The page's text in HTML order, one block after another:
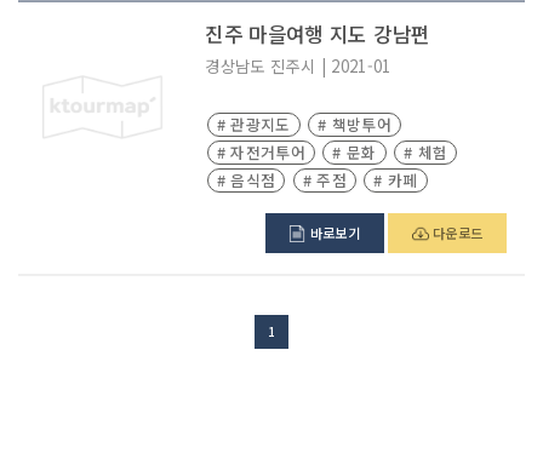
진주 마을여행 지도 강남편
경상남도 진주시 | 2021-01
# 관광지도
# 책방투어
# 자전거투어
# 문화
# 체험
# 음식점
# 주점
# 카페
바로보기 다운로드
1